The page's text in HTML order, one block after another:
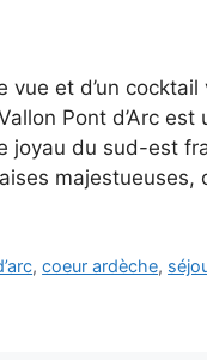
vue et d’un
Pont d’Arc
joyau du sud-est
majestueuses,
,coeur ardèche,